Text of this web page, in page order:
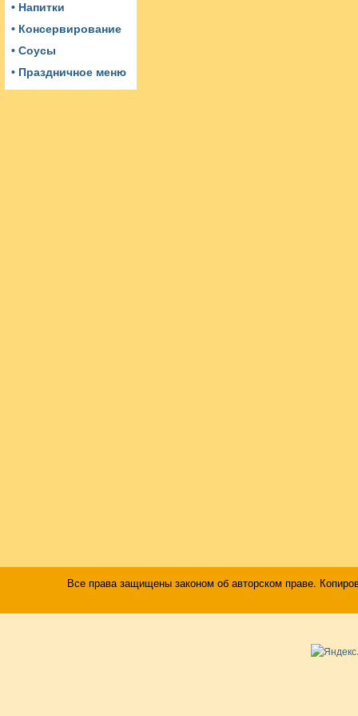
• Напитки
• Консервирование
• Соусы
• Праздничное меню
Все права защищены законом об авторском праве.